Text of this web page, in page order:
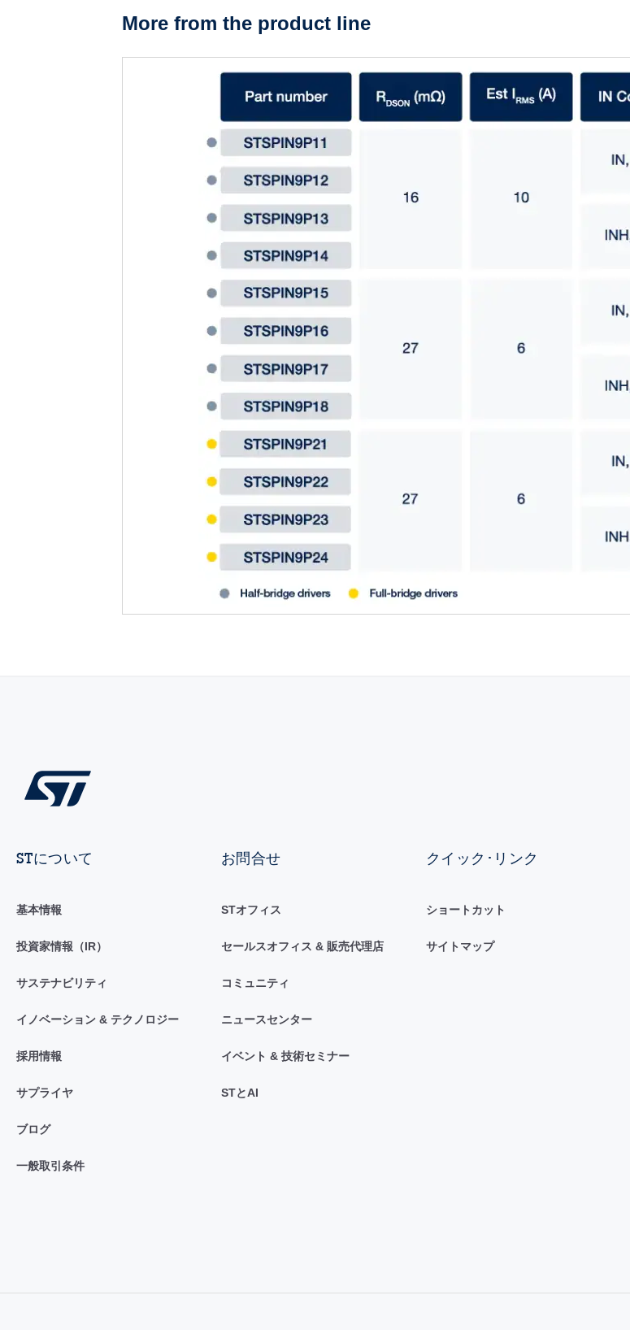
More from the product line
STについて
基本情報
投資家情報（IR）
サステナビリティ
イノベーション & テクノロジー
採用情報
サプライヤ
ブログ
一般取引条件
お問合せ
STオフィス
セールスオフィス & 販売代理店
コミュニティ
ニュースセンター
イベント & 技術セミナー
STとAI
クイック･リンク
ショートカット
サイトマップ